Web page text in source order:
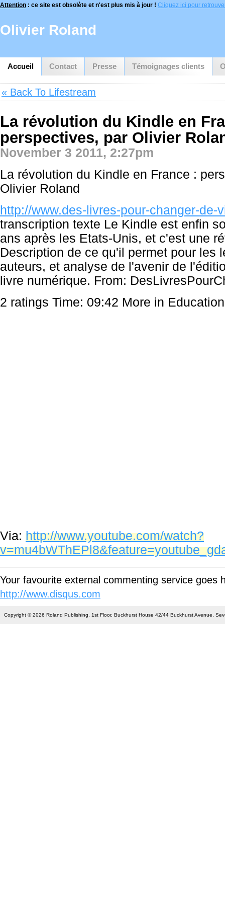
Attention : ce site est obsolète et n'est plus mis à jour ! Cliquez ici pour
Accueil Contact Presse Témoignages clients
Olivier Roland
« Back To Lifestream
La révolution du Kindle en
perspectives, par Olivier
November 3 2011, 2:27pm
La révolution du Kindle en France :
Olivier Roland
http://www.des-livres-pour-changer-de-
transcription texte Le Kindle est enfin
ans après les Etats-Unis, et c'est une
Description de ce qu'il permet pour les
auteurs, et analyse de l'avenir de
livre numérique. From:
2 ratings Time: 09:42 More in Education
Via: http://www.youtube.com/watch?
Your favourite external commenting service goes
http://www.disqus.com
Copyright © 2026 Roland Publishing, 1st Floor, Buckhurst House 42/44 Buckhurst Avenue,